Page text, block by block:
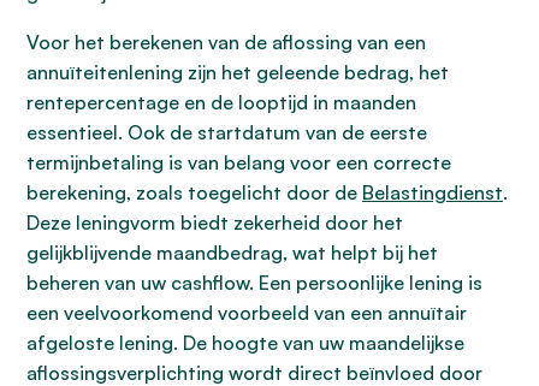
Voor het berekenen van de aflossing van een
annuïteitenlening zijn het geleende bedrag, het
rentepercentage en de looptijd in maanden
essentieel. Ook de startdatum van de eerste
termijnbetaling is van belang voor een correcte
berekening, zoals toegelicht door de Belastingdienst.
Deze leningvorm biedt zekerheid door het
gelijkblijvende maandbedrag, wat helpt bij het
beheren van uw cashflow. Een persoonlijke lening is
een veelvoorkomend voorbeeld van een annuïtair
afgeloste lening. De hoogte van uw maandelijkse
aflossingsverplichting wordt direct beïnvloed door